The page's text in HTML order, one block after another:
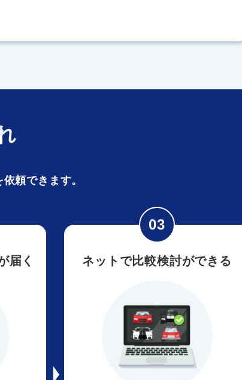
頼できます。
届く ネットで比較検討ができる